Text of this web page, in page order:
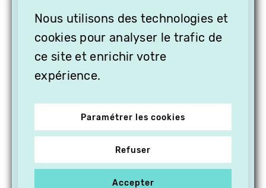
Nous utilisons des technologies et
cookies pour analyser le trafic de
ce site et enrichir votre
expérience.
Paramétrer les cookies
Refuser
Accepter
OFFREZ LA VIDÉO EN
CADEAU, ABONNEZ VOS
PROCHES À VITHÈQUE !